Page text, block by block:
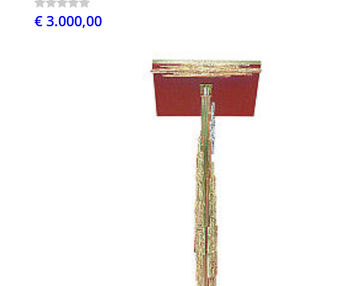
€ 3.000,00